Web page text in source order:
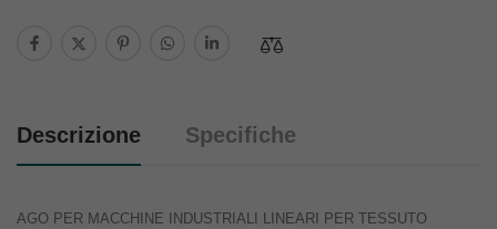
Descrizione Specifiche
AGO PER MACCHINE INDUSTRIALI LINEARI PER TESSUTO